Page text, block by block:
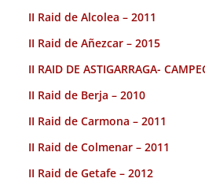
II Raid de Alcolea – 2011
II Raid de Añezcar – 2015
II RAID DE ASTIGARRAGA-
II Raid de Berja – 2010
II Raid de Carmona – 2011
II Raid de Colmenar – 2011
II Raid de Getafe – 2012